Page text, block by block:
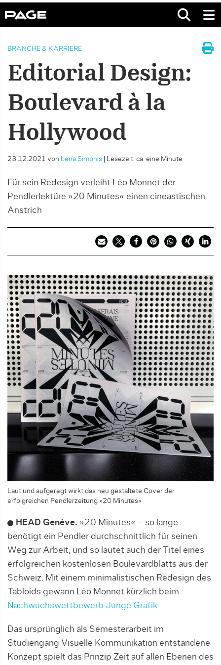
BRANCHE & KARRIERE
Editorial Design:
Boulevard à la
Hollywood
23.12.2021 von Lena Simonis Lesezeit: ca. eine Minute
Für sein Redesign verleiht Léo Monnet der
Pendlerlektüre »20 Minutes« einen cineastischen
Anstrich
Laut und aufgeregt wirkt das neu gestaltete Cover der
erfolgreichen Pendlerzeitung »20 Minutes«
HEAD Genève. »20 Minutes« – so lange
benötigt ein Pendler durchschnittlich für seinen
Weg zur Arbeit, und so lautet auch der Titel eines
erfolgreichen kostenlosen Boulevardblatts aus der
Schweiz. Mit einem minimalistischen Redesign des
Tabloids gewann Léo Monnet kürzlich beim
Nachwuchswettbe­werb Junge Grafik.
Das ursprünglich als Semesterarbeit im
Studiengang Visuelle Kommunikation ent­standene
Konzept spielt das Prinzip Zeit auf allen Ebenen des